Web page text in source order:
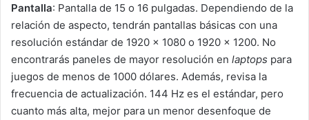
Pantalla: Pantalla de 15 o 16 pulgadas. Dependiendo de la
relación de aspecto, tendrán pantallas básicas con una
resolución estándar de 1920 x 1080 o 1920 x 1200. No
encontrarás paneles de mayor resolución en laptops para
juegos de menos de 1000 dólares. Además, revisa la
frecuencia de actualización. 144 Hz es el estándar, pero
cuanto más alta, mejor para un menor desenfoque de